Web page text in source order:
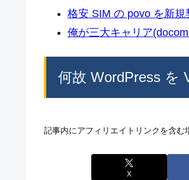
格安 SIM の povo を新規
俺が三大キャリア
何故 WordPress を
記事内にアフィリエイトリンクを含む
X